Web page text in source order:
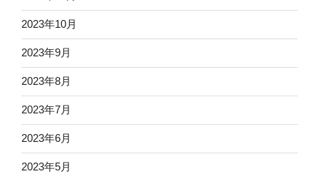
2023年10月
2023年9月
2023年8月
2023年7月
2023年6月
2023年5月